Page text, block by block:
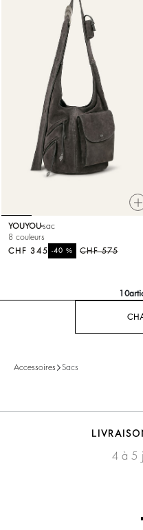
YOUYOUsac
8 couleurs
CHF 575
-40%
CHF 345
10
Accessoires Sacs
4 à 5